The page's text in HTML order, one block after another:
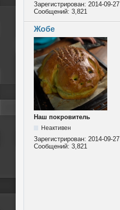
Зарегистрирован: 2014-09-27
Сообщений: 3,821
Жобе
Наш покровитель
Неактивен
Зарегистрирован: 2014-09-27
Сообщений: 3,821